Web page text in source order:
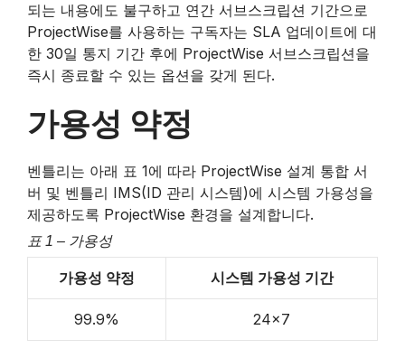
되는 내용에도 불구하고 연간 서브스크립션 기간으로
ProjectWise를 사용하는 구독자는 SLA 업데이트에 대
한 30일 통지 기간 후에 ProjectWise 서브스크립션을
즉시 종료할 수 있는 옵션을 갖게 된다.
빈
제
목
가용성 약정
벤틀리는 아래 표 1에 따라 ProjectWise 설계 통합 서
버 및 벤틀리 IMS(ID 관리 시스템)에 시스템 가용성을
제공하도록 ProjectWise 환경을 설계합니다.
표 1 – 가용성
가용성 약정 시스템 가용성 기간
99.9% 24×7